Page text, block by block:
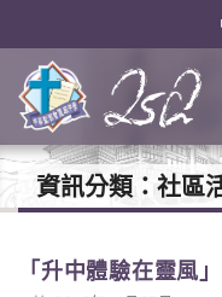
資訊分類： 社區
「升中體驗在靈風